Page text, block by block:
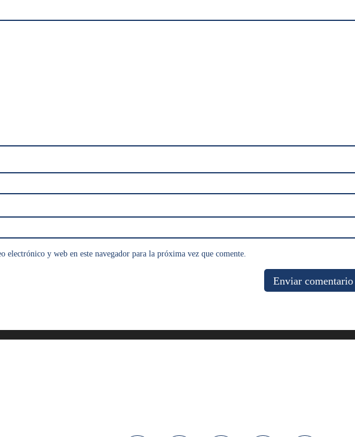
electrónico y web en este navegador para la próxima vez que comente.